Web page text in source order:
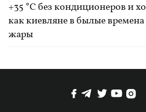
+35 °C без кондиционеров и
как киевляне в былые
жары